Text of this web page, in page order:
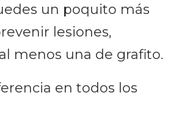
un poquito más
lesiones,
menos una de grafito.
en todos los